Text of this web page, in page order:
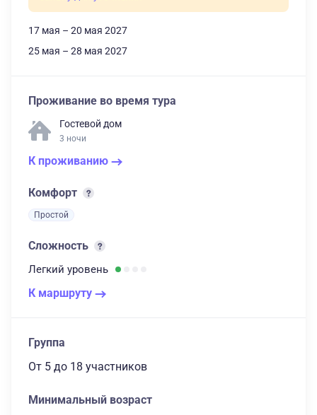
17 мая – 20 мая 2027
25 мая – 28 мая 2027
Проживание во время тура
Гостевой дом
3 ночи
К проживанию
Комфорт
Простой
Сложность
Легкий уровень
К маршруту
Группа
От 5 до 18 участников
Минимальный возраст